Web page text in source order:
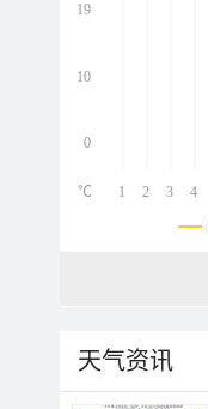
19
10
0
1 2 3 4
℃
天气资讯